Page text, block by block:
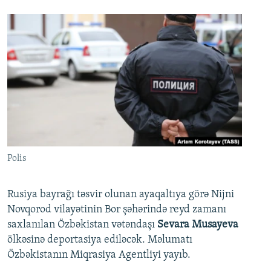
Polis
Rusiya bayrağı təsvir olunan ayaqaltıya görə Nijni
Novqorod vilayətinin Bor şəhərində reyd zamanı
saxlanılan Özbəkistan vətəndaşı Sevara Musayeva
ölkəsinə deportasiya ediləcək. Məlumatı
Özbəkistanın Miqrasiya Agentliyi yayıb.